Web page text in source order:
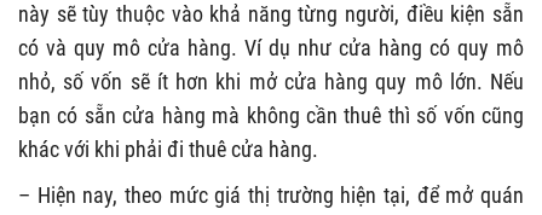
này sẽ tùy thuộc vào khả năng từng người, điều kiện sẵn
có và quy mô cửa hàng. Ví dụ như cửa hàng có quy mô
nhỏ, số vốn sẽ ít hơn khi mở cửa hàng quy mô lớn. Nếu
bạn có sẵn cửa hàng mà không cần thuê thì số vốn cũng
khác với khi phải đi thuê cửa hàng.
– Hiện nay, theo mức giá thị trường hiện tại, để mở quán